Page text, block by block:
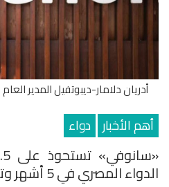
أدريان دلامار-ديبوتفيل المدير
أهم الأخبار دواء
الدواء المصري في 5 أشهر وتسجل 3.2 مليار جنيه